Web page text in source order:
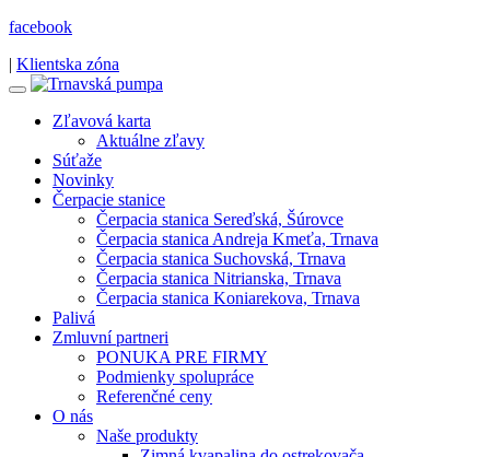
facebook
| Klientska zóna
Zľavová karta
Aktuálne zľavy
Súťaže
Novinky
Čerpacie stanice
Čerpacia stanica Sereďská, Šúrovce
Čerpacia stanica Andreja Kmeťa, Trnava
Čerpacia stanica Suchovská, Trnava
Čerpacia stanica Nitrianska, Trnava
Čerpacia stanica Koniarekova, Trnava
Palivá
Zmluvní partneri
PONUKA PRE FIRMY
Podmienky spolupráce
Referenčné ceny
O nás
Naše produkty